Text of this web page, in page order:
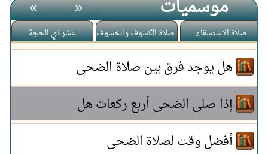
موسميات «
»
صلاة الاستسقاء صلاة الكسوف والخسوف عشر ذي الحجة
هل يوجد فرق بين صلاة الضحى
وصلاة الإشراق
إذا صلى الضحى أربع ركعات هل
يصليها بتسليمة واحدة
أفضل وقت لصلاة الضحى